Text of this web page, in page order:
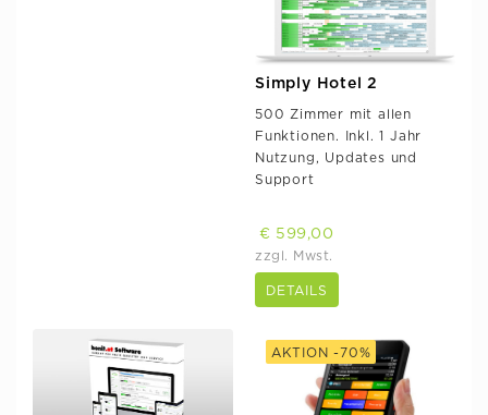
Simply Hotel 2
500 Zimmer mit allen
Funktionen. Inkl. 1 Jahr
Nutzung, Updates und
Support
€ 599,00
zzgl. Mwst.
DETAILS
AKTION -70%